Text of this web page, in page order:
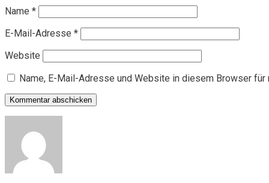
Name *
E-Mail-Adresse *
Website
Name, E-Mail-Adresse und Website in diesem Browser